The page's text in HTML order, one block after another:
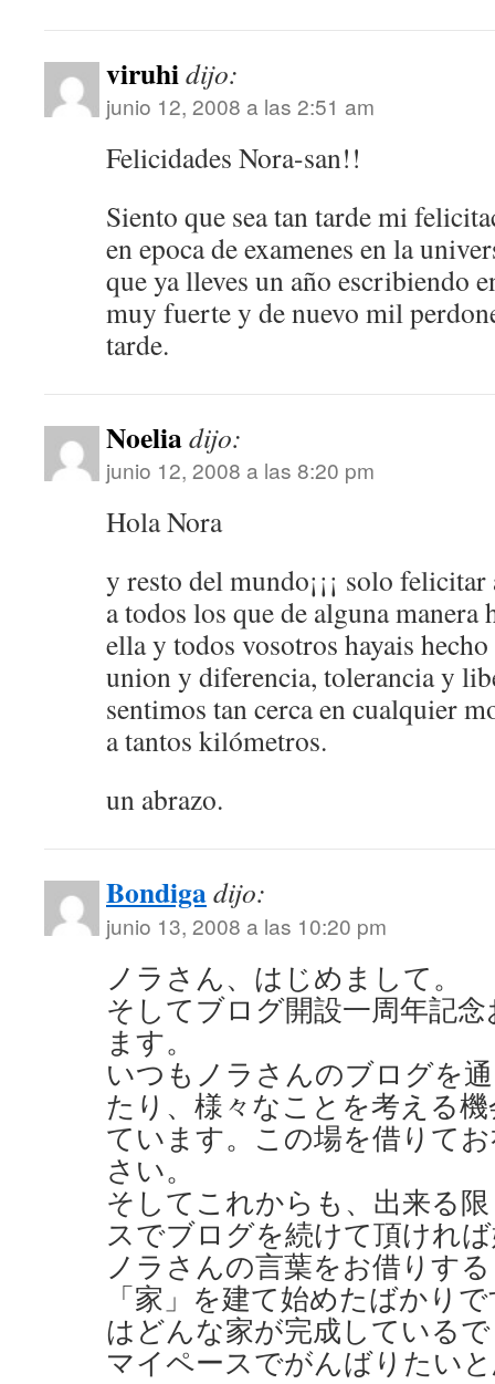
viruhidijo:
junio 12, 2008 a las 2:51 am
Felicidades Nora-san!!
Siento que sea tan tarde mi
en epoca de examenes en la
que ya lleves un año escribiendo
muy fuerte y de nuevo mil
tarde.
Noeliadijo:
junio 12, 2008 a las 8:20 pm
Hola Nora
y resto del mundo¡¡¡ solo
a todos los que de alguna manera
ella y todos vosotros hayais
union y diferencia, tolerancia y
sentimos tan cerca en cualquier
a tantos kilómetros.
un abrazo.
Bondigadijo:
junio 13, 2008 a las 10:20 pm
ノラさん、はじめまして。
そしてブログ開設一周年記
ます。
いつもノラさんのブログを
たり、様々なことを考える
ています。この場を借りて
さい。
そしてこれからも、出来る
スでブログを続けて頂けれ
ノラさんの言葉をお借りす
「家」を建て始めたばかり
はどんな家が完成している
マイペースでがんばりたい